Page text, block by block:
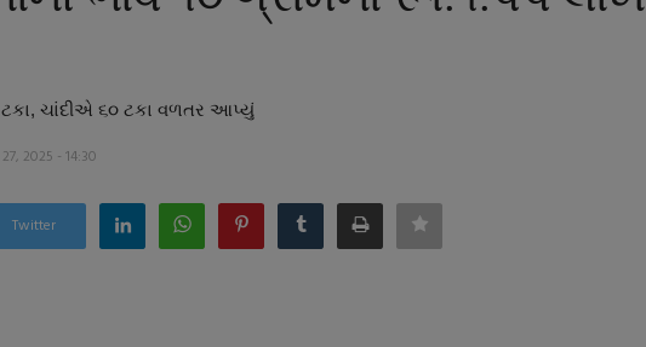
ચાંદીએ ૬૦ ટકા વળતર આપ્યું
2025 - 14:30
Twitter